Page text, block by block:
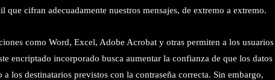
que cifran adecuadamente nuestros mensajes, de extremo a extremo.
como Word, Excel, Adobe Acrobat y otras permiten a los usuarios
encriptado incorporado busca aumentar la confianza de que los datos
a los destinatarios previstos con la contraseña correcta. Sin embargo,